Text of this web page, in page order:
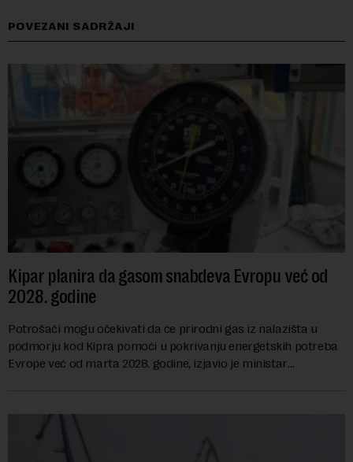
POVEZANI SADRŽAJI
Kipar planira da gasom snabdeva Evropu već od
2028. godine
Potrošači mogu očekivati da će prirodni gas iz nalazišta u
podmorju kod Kipra pomoći u pokrivanju energetskih potreba
Evrope već od marta 2028. godine, izjavio je ministar